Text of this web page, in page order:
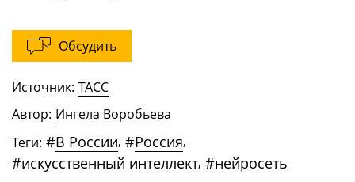
Обсудить
Источник: ТАСС
Автор: Ингела Воробьева
Теги: #В России, #Россия,
#искусственный интеллект, #нейросеть